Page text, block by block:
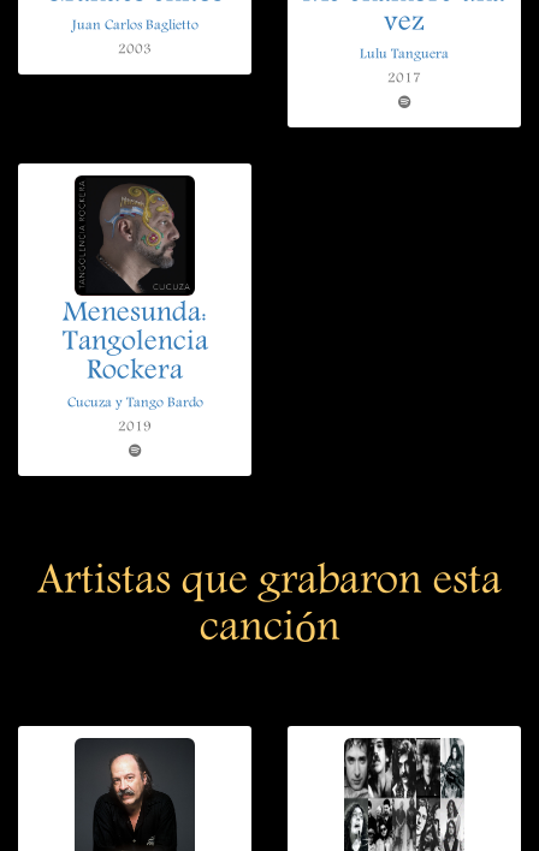
Juan Carlos Baglietto
2003
vez
Lulu Tanguera
2017
Menesunda:
Tangolencia
Rockera
Cucuza y Tango Bardo
2019
Artistas que grabaron esta
canción